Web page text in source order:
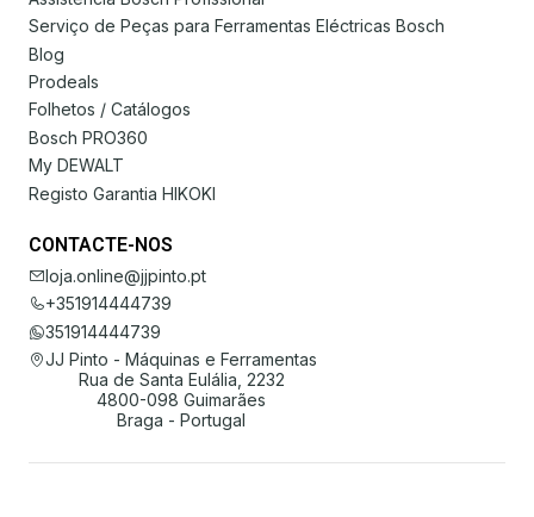
Serviço de Peças para Ferramentas Eléctricas Bosch
Blog
Prodeals
Folhetos / Catálogos
Bosch PRO360
My DEWALT
Registo Garantia HIKOKI
CONTACTE-NOS
loja.online@jjpinto.pt
+351914444739
351914444739
JJ Pinto - Máquinas e Ferramentas
Rua de Santa Eulália, 2232
4800-098 Guimarães
Braga - Portugal